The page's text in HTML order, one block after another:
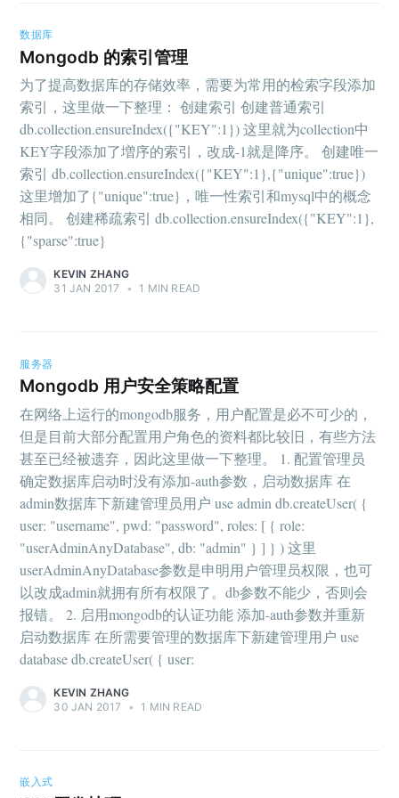
数据库
Mongodb 的索引管理
为了提高数据库的存储效率，需要为常用的检索字段添加
索引，这里做一下整理： 创建索引 创建普通索引
db.collection.ensureIndex({"KEY":1}) 这里就为collection中
KEY字段添加了増序的索引，改成-1就是降序。 创建唯一
索引 db.collection.ensureIndex({"KEY":1},{"unique":true})
这里增加了{"unique":true}，唯一性索引和mysql中的概念
相同。 创建稀疏索引 db.collection.ensureIndex({"KEY":1},
{"sparse":true}
KEVIN ZHANG
31 JAN 2017
• 1 MIN READ
服务器
Mongodb 用户安全策略配置
在网络上运行的mongodb服务，用户配置是必不可少的，
但是目前大部分配置用户角色的资料都比较旧，有些方法
甚至已经被遗弃，因此这里做一下整理。 1. 配置管理员
确定数据库启动时没有添加-auth参数，启动数据库 在
admin数据库下新建管理员用户 use admin db.createUser( {
user: "username", pwd: "password", roles: [ { role:
"userAdminAnyDatabase", db: "admin" } ] } ) 这里
userAdminAnyDatabase参数是申明用户管理员权限，也可
以改成admin就拥有所有权限了。db参数不能少，否则会
报错。 2. 启用mongodb的认证功能 添加-auth参数并重新
启动数据库 在所需要管理的数据库下新建管理用户 use
database db.createUser( { user:
KEVIN ZHANG
30 JAN 2017
• 1 MIN READ
嵌入式